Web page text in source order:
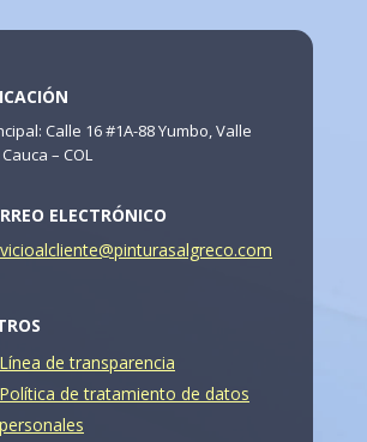
Calle 16 #1A-88 Yumbo, Valle
– COL
ELECTRÓNICO
Línea de transparencia
Política de tratamiento de datos
personales